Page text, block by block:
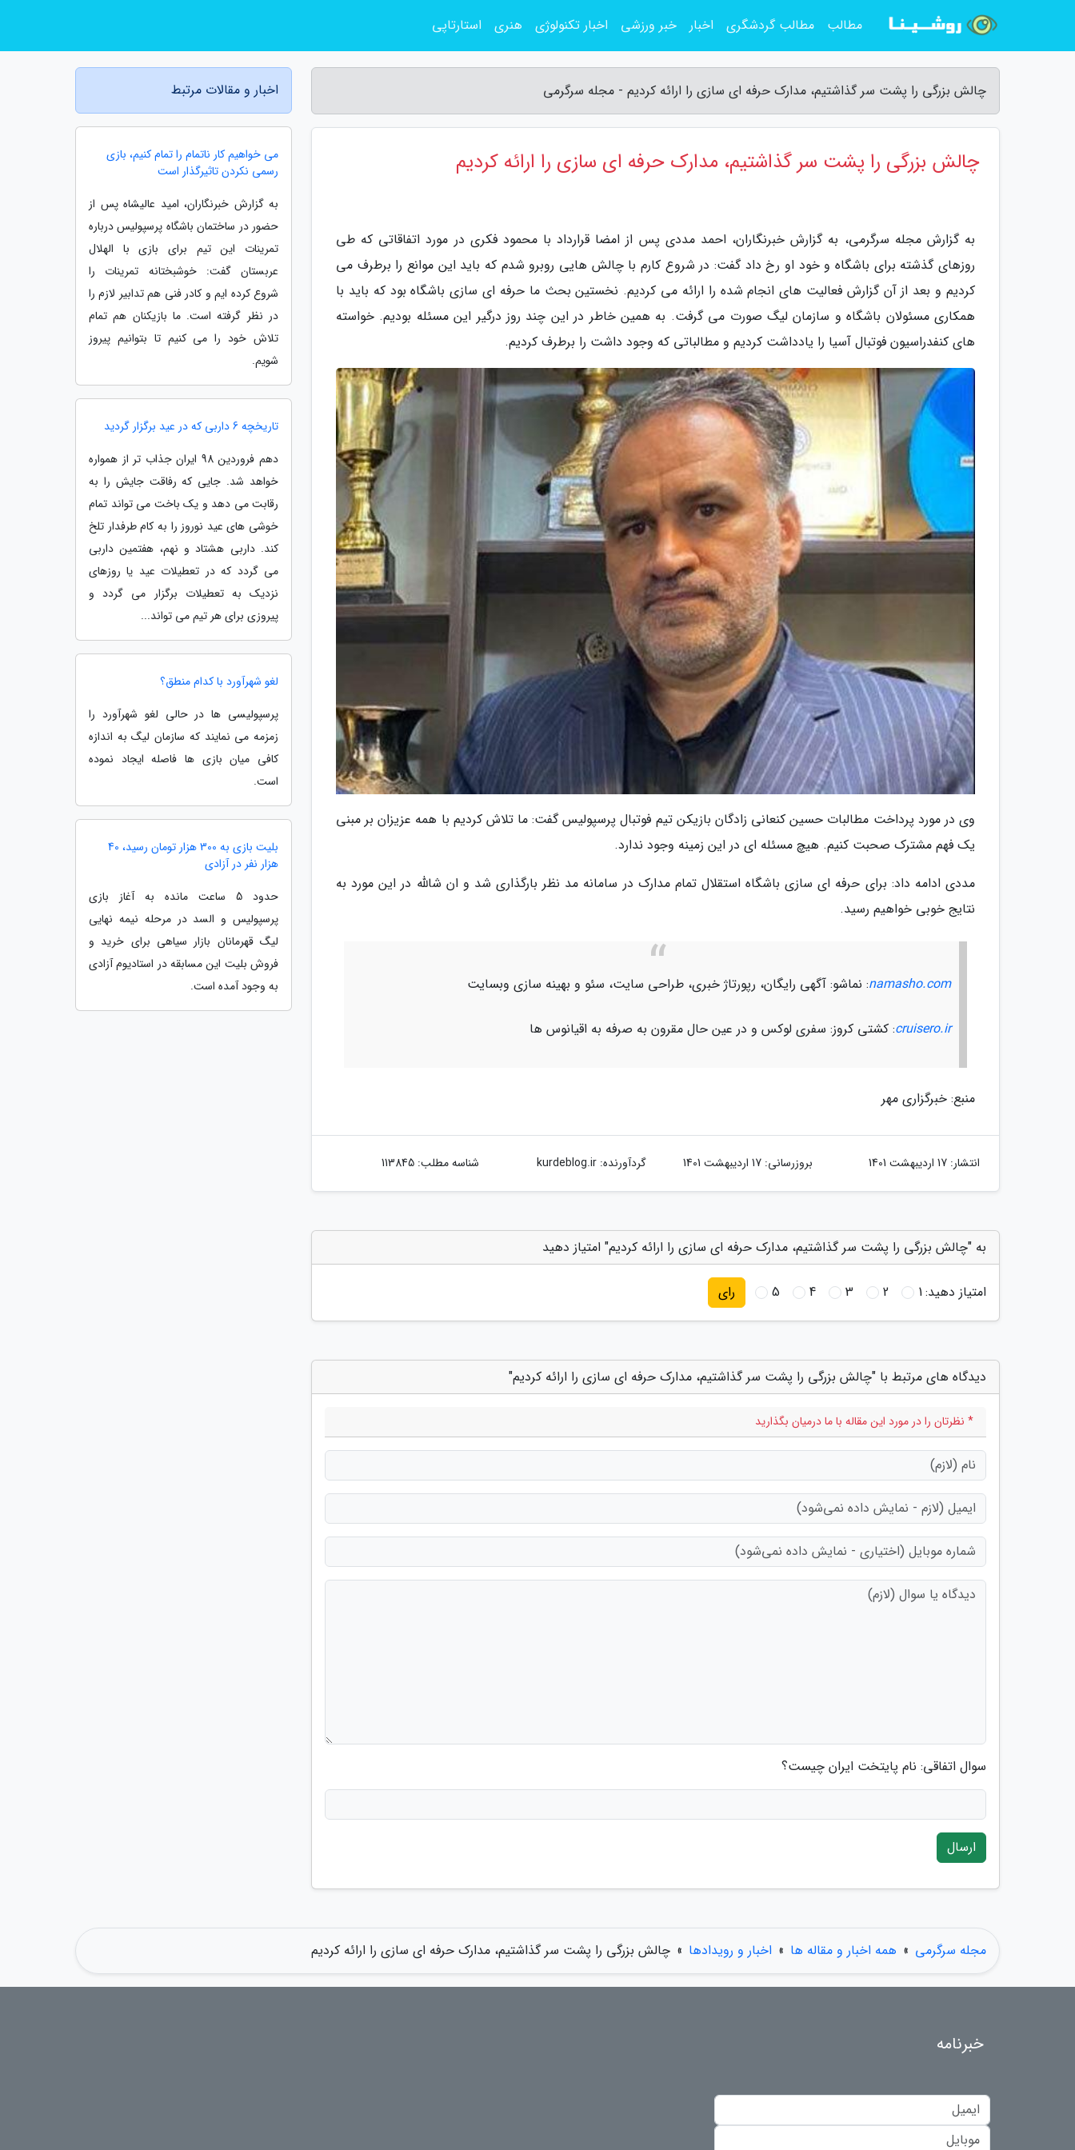
چالش بزرگی را پشت سر گذاشتیم، مدارک حرفه ای سازی را ارائه کردیم - مجله سرگرمی
چالش بزرگی را پشت سر گذاشتیم، مدارک حرفه ای سازی را ارائه کردیم
به گزارش مجله سرگرمی، به گزارش خبرنگاران، احمد مددی پس از امضا قرارداد با محمود فکری در مورد اتفاقاتی که طی
روزهای گذشته برای باشگاه و خود او رخ داد گفت: در شروع کارم با چالش هایی روبرو شدم که باید این موانع را برطرف می
کردیم و بعد از آن گزارش فعالیت های انجام شده را ارائه می کردیم. نخستین بحث ما حرفه ای سازی باشگاه بود که باید با
همکاری مسئولان باشگاه و سازمان لیگ صورت می گرفت. به همین خاطر در این چند روز درگیر این مسئله بودیم. خواسته
های کنفدراسیون فوتبال آسیا را یادداشت کردیم و مطالباتی که وجود داشت را برطرف کردیم.
وی در مورد پرداخت مطالبات حسین کنعانی زادگان بازیکن تیم فوتبال پرسپولیس گفت: ما تلاش کردیم با همه عزیزان بر مبنی
یک فهم مشترک صحبت کنیم. هیچ مسئله ای در این زمینه وجود ندارد.
مددی ادامه داد: برای حرفه ای سازی باشگاه استقلال تمام مدارک در سامانه مد نظر بارگذاری شد و ان شالله در این مورد به
نتایج خوبی خواهیم رسید.
namasho.com: نماشو: آگهی رایگان، رپورتاژ خبری، طراحی سایت، سئو و بهینه سازی وبسایت
cruisero.ir: کشتی کروز: سفری لوکس و در عین حال مقرون به صرفه به اقیانوس ها
منبع: خبرگزاری مهر
انتشار: 17 اردیبهشت 1401 بروزرسانی: 17 اردیبهشت 1401 گردآورنده:kurdeblog.ir شناسه مطلب: 113845
به "چالش بزرگی را پشت سر گذاشتیم، مدارک حرفه ای سازی را ارائه کردیم" امتیاز دهید
امتیاز دهید:1
2
3
4
5 رای
دیدگاه های مرتبط با "چالش بزرگی را پشت سر گذاشتیم، مدارک حرفه ای سازی را ارائه کردیم"
* نظرتان را در مورد این مقاله با ما درمیان بگذارید
سوال اتفاقی: نام پایتخت ایران چیست؟
ارسال
اخبار و مقالات مرتبط
می خواهیم کار ناتمام را تمام کنیم، بازی
رسمی نکردن تاثیرگذار است
به گزارش خبرنگاران، امید عالیشاه پس از
حضور در ساختمان باشگاه پرسپولیس درباره
تمرینات این تیم برای بازی با الهلال
عربستان گفت: خوشبختانه تمرینات را
شروع کرده ایم و کادر فنی هم تدابیر لازم را
در نظر گرفته است. ما بازیکنان هم تمام
تلاش خود را می کنیم تا بتوانیم پیروز
شویم.
تاریخچه 6 داربی که در عید برگزار گردید
دهم فروردین 98 ایران جذاب تر از همواره
خواهد شد. جایی که رفاقت جایش را به
رقابت می دهد و یک باخت می تواند تمام
خوشی های عید نوروز را به کام طرفدار تلخ
کند. داربی هشتاد و نهم، هفتمین داربی
می گردد که در تعطیلات عید یا روزهای
نزدیک به تعطیلات برگزار می گردد و
پیروزی برای هر تیم می تواند...
لغو شهرآورد با کدام منطق؟
پرسپولیسی ها در حالی لغو شهرآورد را
زمزمه می نمایند که سازمان لیگ به اندازه
کافی میان بازی ها فاصله ایجاد نموده
است.
بلیت بازی به 300 هزار تومان رسید، 40
هزار نفر در آزادی
حدود 5 ساعت مانده به آغاز بازی
پرسپولیس و السد در مرحله نیمه نهایی
لیگ قهرمانان بازار سیاهی برای خرید و
فروش بلیت این مسابقه در استادیوم آزادی
به وجود آمده است.
مجله سرگرمی » همه اخبار و مقاله ها » اخبار و رویدادها » چالش بزرگی را پشت سر گذاشتیم، مدارک حرفه ای سازی را ارائه کردیم
مطالب مطالب گردشگری اخبار خبر ورزشی اخبار تکنولوژی هنری استارتاپی
خبرنامه